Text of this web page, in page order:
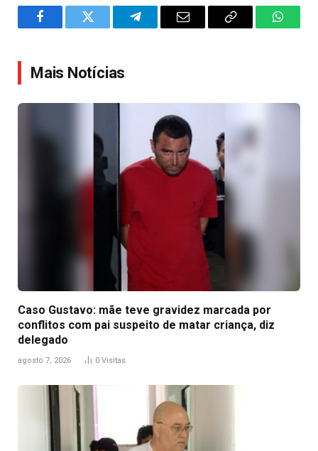
FacebookTwitter TelegramEmail
Copy
Mais Notícias
Caso Gustavo: mãe teve gravidez marcada por
conflitos com pai suspeito de matar criança, diz
delegado
agosto 7, 2026 0 Visitas